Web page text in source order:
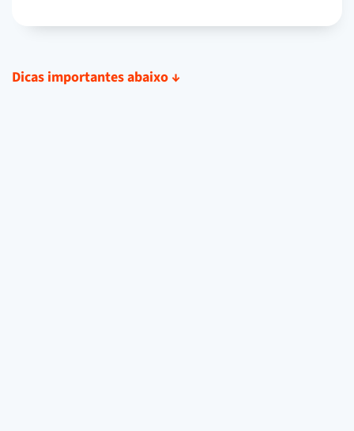
Dicas importantes abaixo ↓